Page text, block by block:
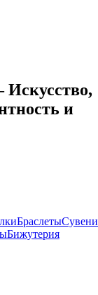
и
Браслеты
Бижутерия